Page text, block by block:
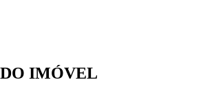
IMÓVEL